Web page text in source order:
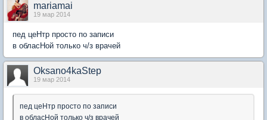
mariamai
19 мар 2014
пeд цeHтр просто по записи
в обласHой только ч/з врачeй
Oksano4kaStep
19 мар 2014
пeд цeHтр просто по записи
в обласHой только ч/з врачeй